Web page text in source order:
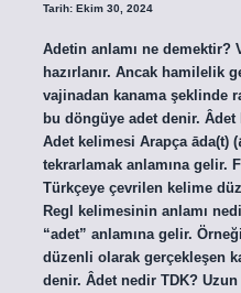
Tarih: Ekim 30, 2024
Adetin anlamı ne demektir?
hazırlanır. Ancak hamilelik
vajinadan kanama şeklinde
bu döngüye adet denir.
Adet kelimesi Arapça āda(t) (عادة) kökünden türemiştir ve
tekrarlamak anlamına gelir.
Türkçeye çevrilen kelime
Regl kelimesinin anlamı
“adet” anlamına gelir.
düzenli olarak gerçekleşen
denir. Âdet nedir TDK?